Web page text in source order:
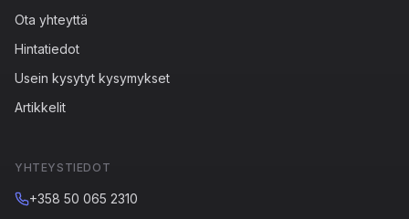
Ota yhteyttä
Hintatiedot
Usein kysytyt kysymykset
Artikkelit
YHTEYSTIEDOT
+358 50 065 2310